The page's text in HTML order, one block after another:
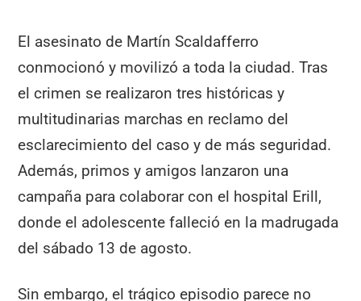
El asesinato de Martín Scaldafferro
conmocionó y movilizó a toda la ciudad. Tras
el crimen se realizaron tres históricas y
multitudinarias marchas en reclamo del
esclarecimiento del caso y de más seguridad.
Además, primos y amigos lanzaron una
campaña para colaborar con el hospital Erill,
donde el adolescente falleció en la madrugada
del sábado 13 de agosto.
Sin embargo, el trágico episodio parece no